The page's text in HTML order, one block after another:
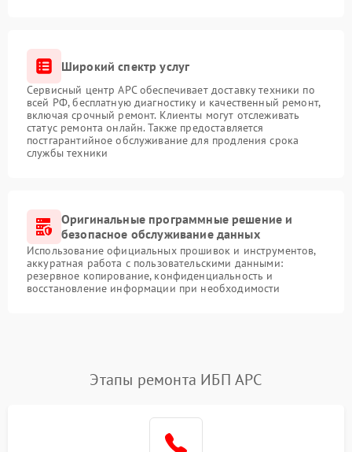
Широкий спектр услуг
Сервисный центр APC обеспечивает доставку техники по
всей РФ, бесплатную диагностику и качественный ремонт,
включая срочный ремонт. Клиенты могут отслеживать
статус ремонта онлайн. Также предоставляется
постгарантийное обслуживание для продления срока
службы техники
Оригинальные программные решение и
безопасное обслуживание данных
Использование официальных прошивок и инструментов,
аккуратная работа с пользовательскими данными:
резервное копирование, конфиденциальность и
восстановление информации при необходимости
Этапы ремонта ИБП APC